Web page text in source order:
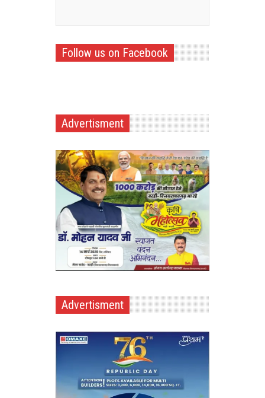
Follow us on Facebook
Advertisment
Advertisment